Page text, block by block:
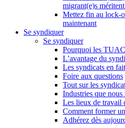
migrant(e)s
Mettez fin au lock-
maintenant
Se syndiquer
Se syndiquer
Pourquoi les
L’avantage du
Les syndicats en
Foire aux questions
Tout sur les
Industries que nous
Les lieux de travail
Comment former
Adhérez dès